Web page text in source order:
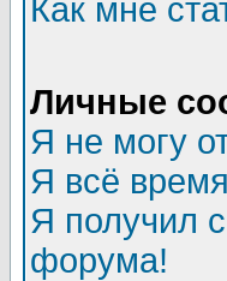
Как мне
Личные
Я не могу
Я всё
Я получил
форума!